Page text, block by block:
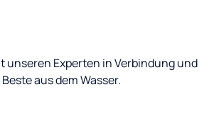
unseren Experten in Verbindung und
aus dem Wasser.